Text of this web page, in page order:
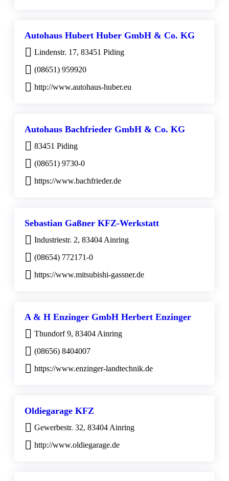
Autohaus Hubert Huber GmbH & Co. KG
Lindenstr. 17, 83451 Piding
(08651) 959920
http://www.autohaus-huber.eu
Autohaus Bachfrieder GmbH & Co. KG
83451 Piding
(08651) 9730-0
https://www.bachfrieder.de
Sebastian Gaßner KFZ-Werkstatt
Industriestr. 2, 83404 Ainring
(08654) 772171-0
https://www.mitsubishi-gassner.de
A & H Enzinger GmbH Herbert Enzinger
Thundorf 9, 83404 Ainring
(08656) 8404007
https://www.enzinger-landtechnik.de
Oldiegarage KFZ
Gewerbestr. 32, 83404 Ainring
http://www.oldiegarage.de